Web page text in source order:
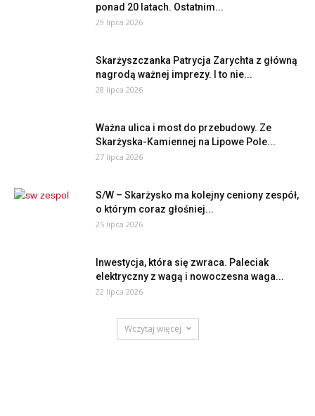
ponad 20 latach. Ostatnim...
29 lipca 2026
Skarżyszczanka Patrycja Zarychta z główną
nagrodą ważnej imprezy. I to nie...
28 lipca 2026
Ważna ulica i most do przebudowy. Ze
Skarżyska-Kamiennej na Lipowe Pole...
27 lipca 2026
S/W – Skarżysko ma kolejny ceniony zespół,
o którym coraz głośniej...
25 lipca 2026
Inwestycja, która się zwraca. Paleciak
elektryczny z wagą i nowoczesna waga...
22 lipca 2026
Wczytaj więcej